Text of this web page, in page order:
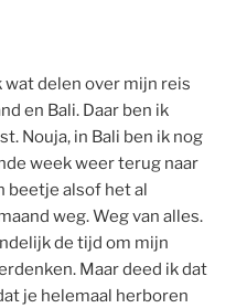
wat delen over mijn reis
en Bali. Daar ben ik
Nouja, in Bali ben ik nog
week weer terug naar
beetje alsof het al
weg. Weg van alles.
de tijd om mijn
Maar deed ik dat
je helemaal herboren